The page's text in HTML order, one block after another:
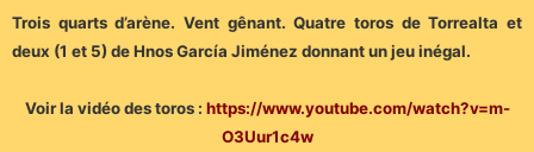
Trois quarts d’arène. Vent gênant. Quatre toros de Torrealta et
deux (1 et 5) de Hnos García Jiménez donnant un jeu inégal.
Voir la vidéo des toros : https://www.youtube.com/watch?v=m-
O3Uur1c4w